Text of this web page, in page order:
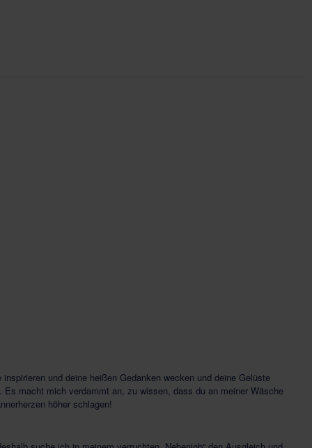
und deine heißen Gedanken wecken und deine Gelüste
macht mich verdammt an, zu wissen, dass du an meiner Wäsche
höher schlagen!